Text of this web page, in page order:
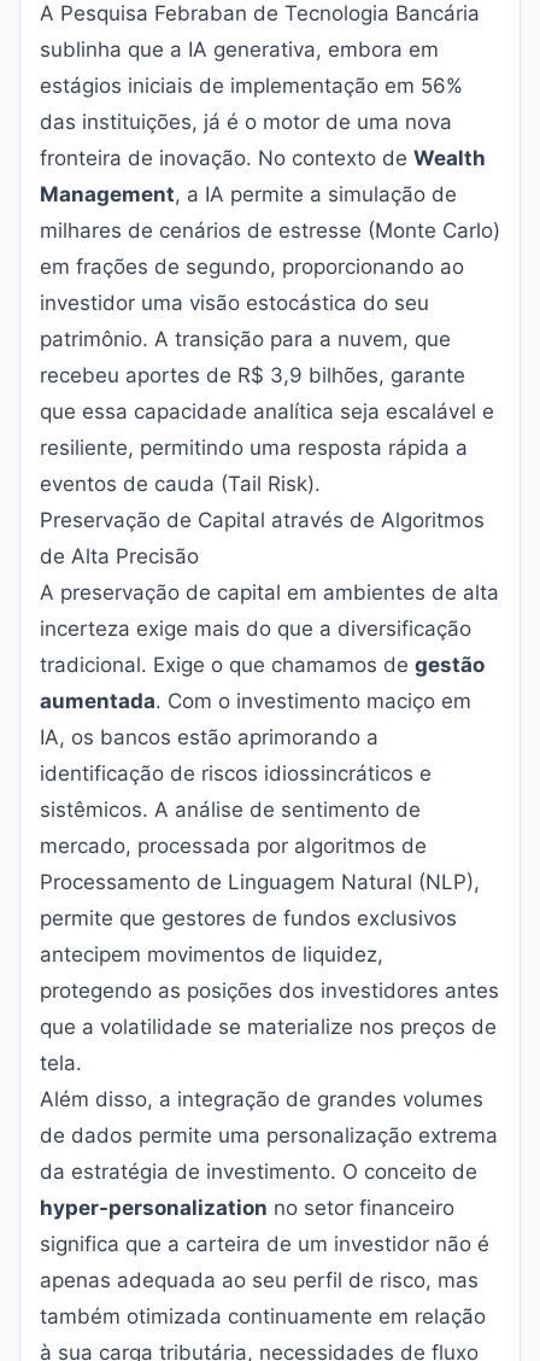
A Pesquisa Febraban de Tecnologia Bancária
sublinha que a IA generativa, embora em
estágios iniciais de implementação em 56%
das instituições, já é o motor de uma nova
fronteira de inovação. No contexto de Wealth
Management, a IA permite a simulação de
milhares de cenários de estresse (Monte Carlo)
em frações de segundo, proporcionando ao
investidor uma visão estocástica do seu
patrimônio. A transição para a nuvem, que
recebeu aportes de R$ 3,9 bilhões, garante
que essa capacidade analítica seja escalável e
resiliente, permitindo uma resposta rápida a
eventos de cauda (Tail Risk).
Preservação de Capital através de Algoritmos
de Alta Precisão
A preservação de capital em ambientes de alta
incerteza exige mais do que a diversificação
tradicional. Exige o que chamamos de gestão
aumentada. Com o investimento maciço em
IA, os bancos estão aprimorando a
identificação de riscos idiossincráticos e
sistêmicos. A análise de sentimento de
mercado, processada por algoritmos de
Processamento de Linguagem Natural (NLP),
permite que gestores de fundos exclusivos
antecipem movimentos de liquidez,
protegendo as posições dos investidores antes
que a volatilidade se materialize nos preços de
tela.
Além disso, a integração de grandes volumes
de dados permite uma personalização extrema
da estratégia de investimento. O conceito de
hyper-personalization no setor financeiro
significa que a carteira de um investidor não é
apenas adequada ao seu perfil de risco, mas
também otimizada continuamente em relação
à sua carga tributária, necessidades de fluxo